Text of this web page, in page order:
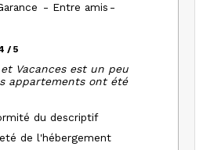
Entre amis
/ 5
Vacances est un peu
appartements ont été
du descriptif
de l'hébergement